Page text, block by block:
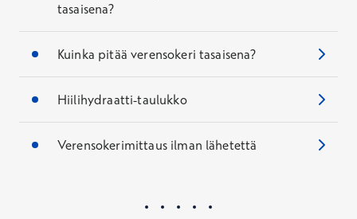
tasaisena?
Kuinka pitää verensokeri tasaisena?
Hiilihydraatti-taulukko
Verensokerimittaus ilman lähetettä